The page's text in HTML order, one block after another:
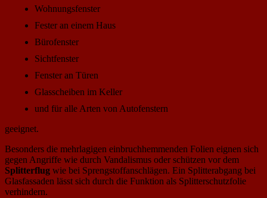
Wohnungsfenster
Fester an einem Haus
Bürofenster
Sichtfenster
Fenster an Türen
Glasscheiben im Keller
und für alle Arten von Autofenstern
geeignet.
Besonders die mehrlagigen einbruchhemmenden Folien eignen sich
gegen Angriffe wie durch Vandalismus oder schützen vor dem
Splitterflug wie bei Sprengstoffanschlägen. Ein Splitterabgang bei
Glasfassaden lässt sich durch die Funktion als Splitterschutzfolie
verhindern.